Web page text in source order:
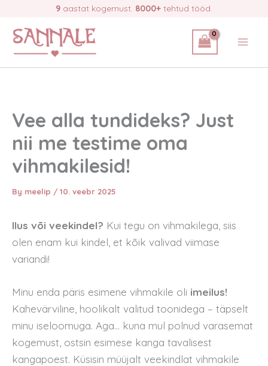
content
9 aastat kogemust. 8000+ tehtud tööd.
Vee alla tundideks? Just
nii me testime oma
vihmakilesid!
By meelip / 10. veebr 2025
Ilus või veekindel? Kui tegu on vihmakilega, siis
olen enam kui kindel, et kõik valivad viimase
variandi!
Minu enda päris esimene vihmakile oli imeilus!
Kahevärviline, hoolikalt valitud toonidega – täpselt
minu iseloomuga. Aga… kuna mul polnud varasemat
kogemust, ostsin esimese kanga tavalisest
kangapoest. Küsisin müüjalt veekindlat vihmakile